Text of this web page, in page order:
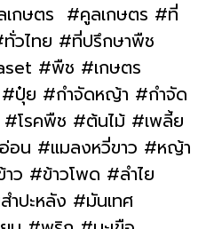
กษตร #คูลเกษตร #ที่
ไทย #ที่ปรึกษาพืช
#พืช #เกษตร
ปุ๋ย #กำจัดหญ้า #กำจัด
โรคพืช #ต้นไม้ #เพลี้ย
อน #แมลงหวี่ขาว #หญ้า
ว #ข้าวโพด #ลำไย
ปะหลัง #มันเทศ